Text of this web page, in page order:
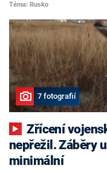
Téma: Rusko
7 fotografií
Zřícení vojenského letounu v Gruzii nikdo
nepřežil. Záběry
minimální